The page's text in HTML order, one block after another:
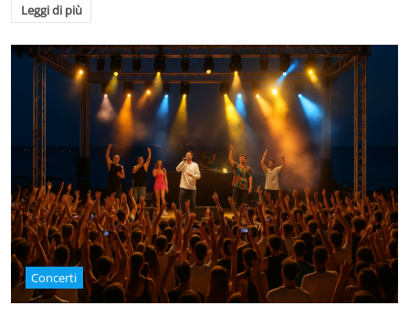
Leggi di più
Concerti